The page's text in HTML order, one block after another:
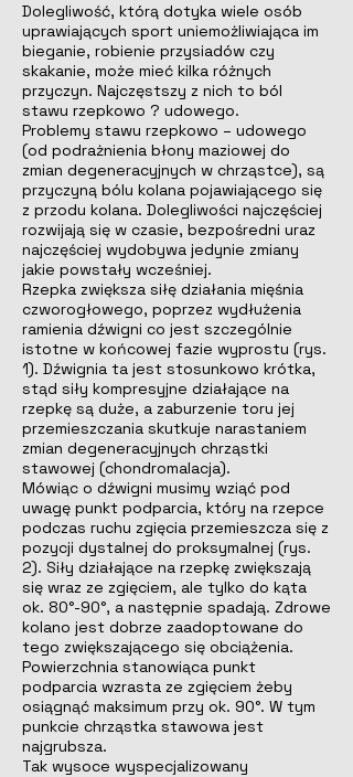
Dolegliwość, którą dotyka wiele osób
uprawiających sport uniemożliwiająca im
bieganie, robienie przysiadów czy
skakanie, może mieć kilka różnych
przyczyn. Najczęstszy z nich to ból
stawu rzepkowo ? udowego.
Problemy stawu rzepkowo – udowego
(od podrażnienia błony maziowej do
zmian degeneracyjnych w chrząstce), są
przyczyną bólu kolana pojawiającego się
z przodu kolana. Dolegliwości najczęściej
rozwijają się w czasie, bezpośredni uraz
najczęściej wydobywa jedynie zmiany
jakie powstały wcześniej.
Rzepka zwiększa siłę działania mięśnia
czworogłowego, poprzez wydłużenia
ramienia dźwigni co jest szczególnie
istotne w końcowej fazie wyprostu (rys.
1). Dźwignia ta jest stosunkowo krótka,
stąd siły kompresyjne działające na
rzepkę są duże, a zaburzenie toru jej
przemieszczania skutkuje narastaniem
zmian degeneracyjnych chrząstki
stawowej (chondromalacja).
Mówiąc o dźwigni musimy wziąć pod
uwagę punkt podparcia, który na rzepce
podczas ruchu zgięcia przemieszcza się z
pozycji dystalnej do proksymalnej (rys.
2). Siły działające na rzepkę zwiększają
się wraz ze zgięciem, ale tylko do kąta
ok. 80°-90°, a następnie spadają. Zdrowe
kolano jest dobrze zaadoptowane do
tego zwiększającego się obciążenia.
Powierzchnia stanowiąca punkt
podparcia wzrasta ze zgięciem żeby
osiągnąć maksimum przy ok. 90°. W tym
punkcie chrząstka stawowa jest
najgrubsza.
Tak wysoce wyspecjalizowany